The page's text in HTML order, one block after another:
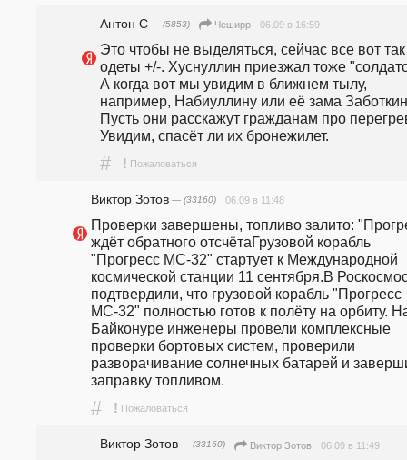
Антон С — (5853) Чеширр 06.09 в 16:59
Это чтобы не выделяться, сейчас все вот
одеты +/-. Хуснуллин приезжал тоже
А когда вот мы увидим в ближнем тылу,
например, Набиуллину или её зама
Пусть они расскажут гражданам про
Увидим, спасёт ли их бронежилет.
# ! Пожаловаться
Виктор Зотов — (33160) 06.09 в 11:48
Проверки завершены, топливо залито:
ждёт обратного отсчётаГрузовой корабль
"Прогресс МС-32" стартует к Международной
космической станции 11 сентября.В
подтвердили, что грузовой корабль "Прогресс
МС-32" полностью готов к полёту на орбиту.
Байконуре инженеры провели комплексные
проверки бортовых систем, проверили
разворачивание солнечных батарей и
заправку топливом.
# ! Пожаловаться
Виктор Зотов — (33160) Виктор Зотов 06.09 в 11:49